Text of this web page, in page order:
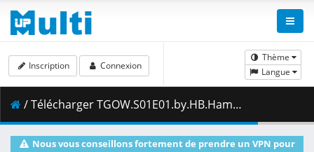
Thème
Langue
Inscription Connexion
/ Télécharger TGOW.S01E01.by.HB.Hammad.Dyar.mp4 ( 218.58 MB )
Nous vous conseillons fortement de prendre un VPN pour